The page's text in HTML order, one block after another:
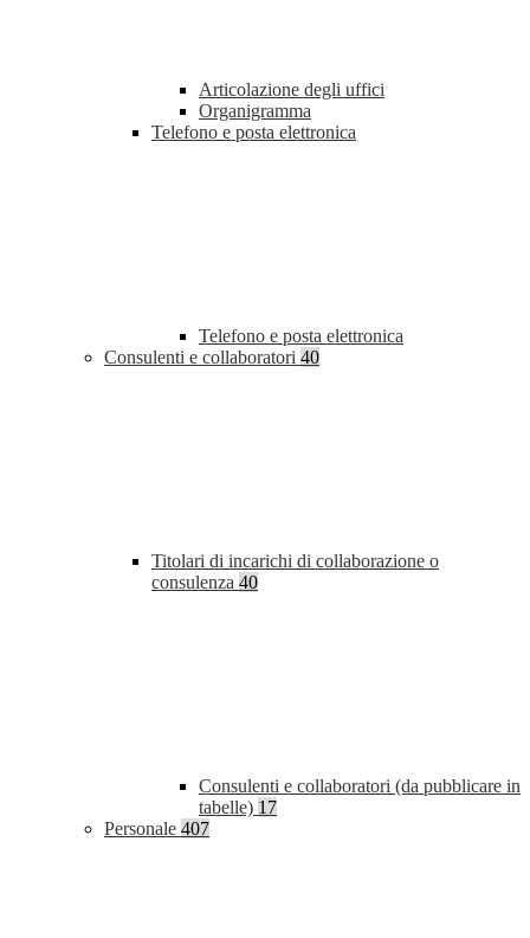
Articolazione degli uffici
Organigramma
Telefono e posta elettronica
Telefono e posta elettronica
Consulenti e collaboratori 40
Titolari di incarichi di collaborazione o
consulenza 40
Consulenti e collaboratori (da pubblicare in
tabelle) 17
Personale 407